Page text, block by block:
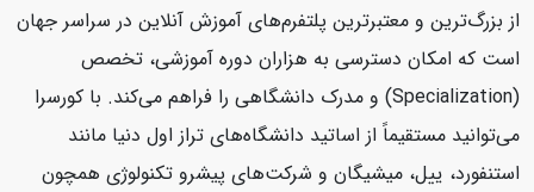
از بزرگ‌ترین و معتبرترین پلتفرم‌های آموزش آنلاین در سراسر جهان
است که امکان دسترسی به هزاران دوره آموزشی، تخصص
(Specialization) و مدرک دانشگاهی را فراهم می‌کند. با کورسرا
می‌توانید مستقیماً از اساتید دانشگاه‌های تراز اول دنیا مانند
استنفورد، ییل، میشیگان و شرکت‌های پیشرو تکنولوژی همچون